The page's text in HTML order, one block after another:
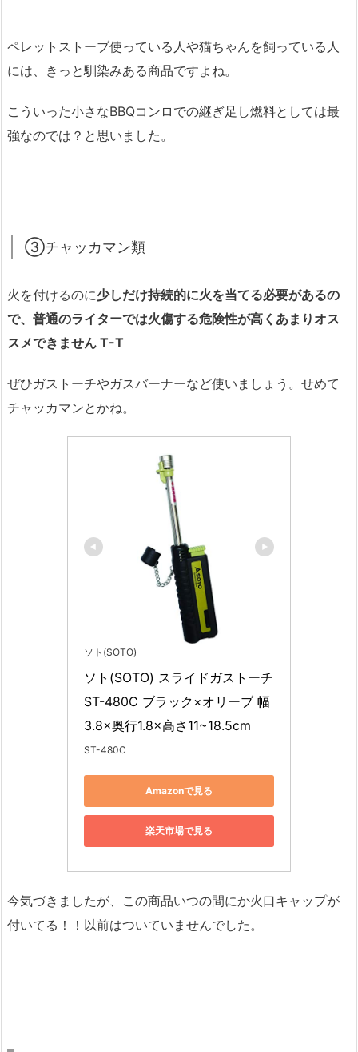
ペレットストーブ使っている人や猫ちゃんを飼っている人
には、きっと馴染みある商品ですよね。
こういった小さなBBQコンロでの継ぎ足し燃料としては最
強なのでは？と思いました。
③チャッカマン類
火を付けるのに少しだけ持続的に火を当てる必要があるの
で、普通のライターでは火傷する危険性が高くあまりオス
スメできません T-T
ぜひガストーチやガスバーナーなど使いましょう。せめて
チャッカマンとかね。
ソト(SOTO)
ソト(SOTO) スライドガストーチ
ST-480C ブラック×オリーブ 幅
3.8×奥行1.8×高さ11~18.5cm
ST-480C
Amazonで見る
楽天市場で見る
今気づきましたが、この商品いつの間にか火口キャップが
付いてる！！以前はついていませんでした。